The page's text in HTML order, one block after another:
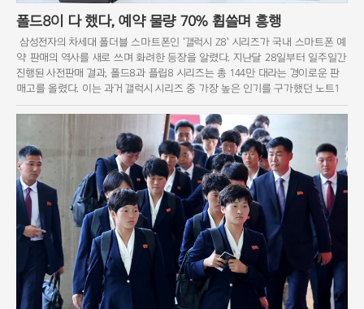
폴드8이 다 했다, 예약 물량 70% 휩쓸며 흥행
삼성전자의 차세대 폴더블 스마트폰인 '갤럭시 Z8' 시리즈가 국내 스마트폰 예
약 판매의 역사를 새로 쓰며 화려한 등장을 알렸다. 지난달 28일부터 일주일간
진행된 사전판매 결과, 폴드8과 플립8 시리즈는 총 144만 대라는 경이로운 판
매고를 올렸다. 이는 과거 갤럭시 시리즈 중 가장 높은 인기를 구가했던 노트1